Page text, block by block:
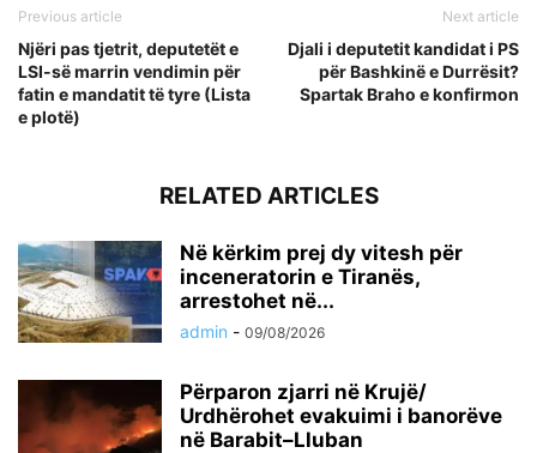
Previous article
Njëri pas tjetrit, deputetët e
LSI-së marrin vendimin për
fatin e mandatit të tyre (Lista
e plotë)
Next article
Djali i deputetit kandidat i PS
për Bashkinë e Durrësit?
Spartak Braho e konfirmon
RELATED ARTICLES
Në kërkim prej dy vitesh për
inceneratorin e Tiranës,
arrestohet në...
admin - 09/08/2026
Përparon zjarri në Krujë/
Urdhërohet evakuimi i banorëve
në Barabit–Lluban